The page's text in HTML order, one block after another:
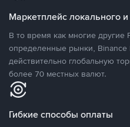
Маркетплейс локального
В то время как многие
определенные рынки, Binance
действительно глобальную
более 70 местных валют.
Гибкие способы оплаты